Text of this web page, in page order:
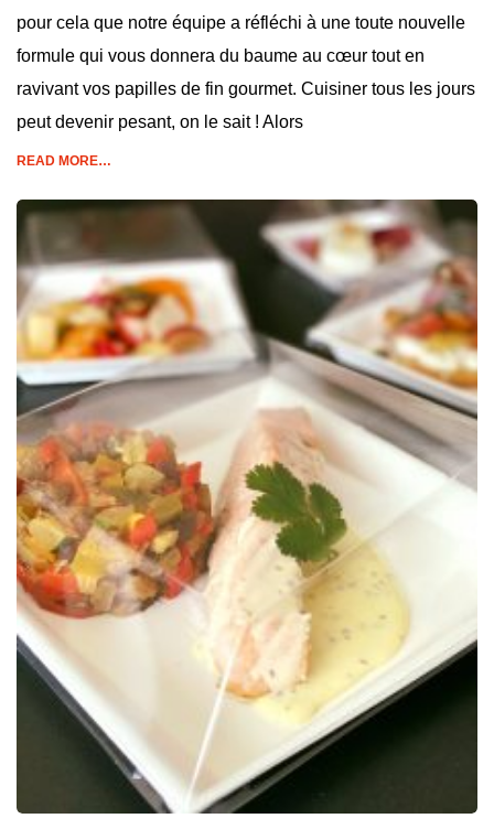
pour cela que notre équipe a réfléchi à une toute nouvelle
formule qui vous donnera du baume au cœur tout en
ravivant vos papilles de fin gourmet. Cuisiner tous les jours
peut devenir pesant, on le sait ! Alors
READ MORE…